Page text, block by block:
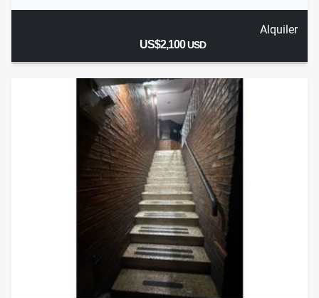
Alquiler
US$2,100USD